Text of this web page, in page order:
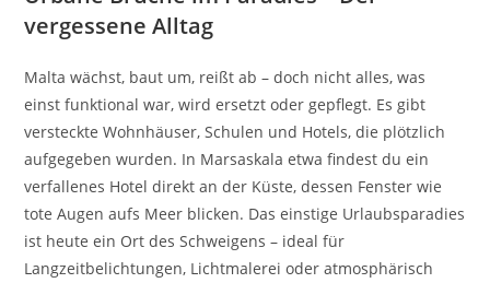
vergessene Alltag
Malta wächst, baut um, reißt ab – doch nicht alles, was
einst funktional war, wird ersetzt oder gepflegt. Es gibt
versteckte Wohnhäuser, Schulen und Hotels, die plötzlich
aufgegeben wurden. In Marsaskala etwa findest du ein
verfallenes Hotel direkt an der Küste, dessen Fenster wie
tote Augen aufs Meer blicken. Das einstige Urlaubsparadies
ist heute ein Ort des Schweigens – ideal für
Langzeitbelichtungen, Lichtmalerei oder atmosphärisch